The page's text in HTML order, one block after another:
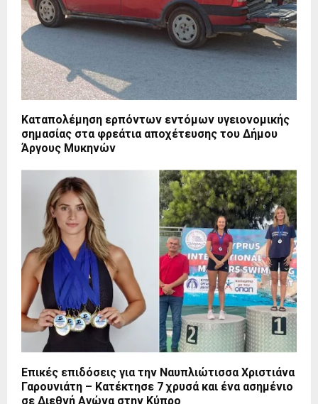
Καταπολέμηση ερπόντων εντόμων υγειονομικής
σημασίας στα φρεάτια αποχέτευσης του Δήμου
Άργους Μυκηνών
Επικές επιδόσεις για την Ναυπλιώτισσα Χριστιάνα
Γαρουνιάτη – Κατέκτησε 7 χρυσά και ένα ασημένιο
σε Διεθνή Αγώνα στην Κύπρο